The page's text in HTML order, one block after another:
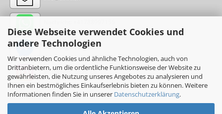
Diese Webseite verwendet Cookies und
andere Technologien
Wir verwenden Cookies und ähnliche Technologien, auch von
Drittanbietern, um die ordentliche Funktionsweise der Website zu
gewährleisten, die Nutzung unseres Angebotes zu analysieren und
Ihnen ein bestmögliches Einkaufserlebnis bieten zu können. Weitere
Informationen finden Sie in unserer Datenschutzerklärung.
Messenger: sinni.ch
Instagram: sinni_ch